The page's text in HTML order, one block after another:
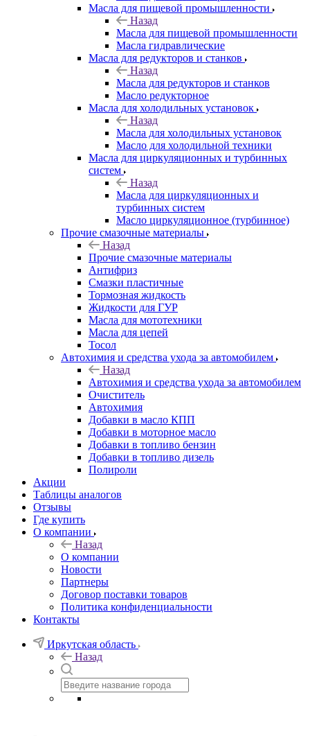
Масла для пищевой промышленности
Назад
Масла для пищевой промышленности
Масла гидравлические
Масла для редукторов и станков
Назад
Масла для редукторов и станков
Масло редукторное
Масла для холодильных установок
Назад
Масла для холодильных установок
Масло для холодильной техники
Масла для циркуляционных и турбинных
систем
Назад
Масла для циркуляционных и
турбинных систем
Масло циркуляционное (турбинное)
Прочие смазочные материалы
Назад
Прочие смазочные материалы
Антифриз
Смазки пластичные
Тормозная жидкость
Жидкости для ГУР
Масла для мототехники
Масла для цепей
Тосол
Автохимия и средства ухода за автомобилем
Назад
Автохимия и средства ухода за автомобилем
Очиститель
Автохимия
Добавки в масло КПП
Добавки в моторное масло
Добавки в топливо бензин
Добавки в топливо дизель
Полироли
Акции
Таблицы аналогов
Отзывы
Где купить
О компании
Назад
О компании
Новости
Партнеры
Договор поставки товаров
Политика конфиденциальности
Контакты
Иркутская область
Назад